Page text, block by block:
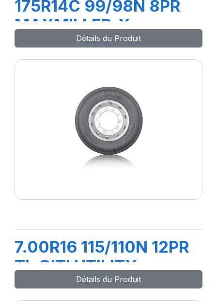
175R14C 99/98N 8PR
MAXMILLER-X
Détails du Produit
7.00R16 115/110N 12PR
TL GITI UTILITY
668+FLAP+CH
Détails du Produit